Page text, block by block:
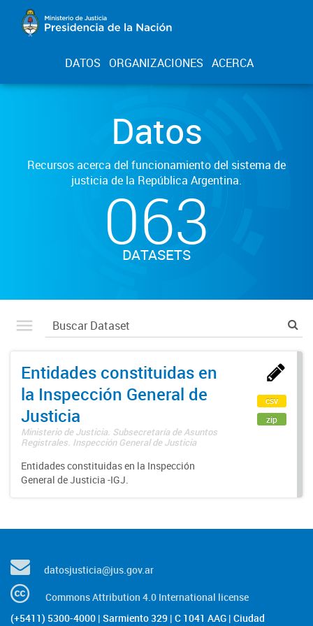
DATOS ORGANIZACIONES ACERCA
Datos
Recursos acerca del funcionamiento del sistema de
justicia de la República Argentina.
063
DATASETS
Entidades constituidas en
la Inspección General de
Justicia
Ministerio de Justicia. Subsecretaría de Asuntos
Registrales. Inspección General de Justicia
Entidades constituidas en la Inspección
General de Justicia -IGJ.
csv
zip
datosjusticia@jus.gov.ar
Commons Attribution 4.0 International license
(+5411) 5300-4000 | Sarmiento 329 | C 1041 AAG | Ciudad